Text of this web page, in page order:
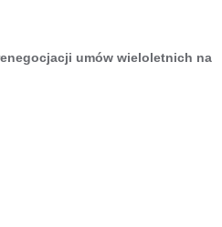
umów wieloletnich na